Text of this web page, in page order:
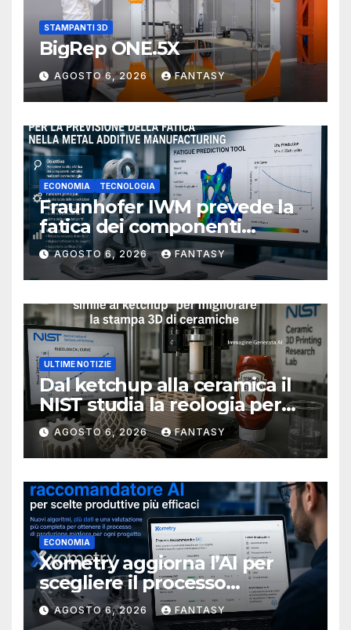
STAMPANTI 3D
BigRep ONE.5X
AGOSTO 6, 2026 FANTASY
ECONOMIA TECNOLOGIA
Fraunhofer IWM prevede la
fatica dei componenti
metallici stampati in 3D
AGOSTO 6, 2026 FANTASY
ULTIME NOTIZIE
Dal ketchup alla ceramica il
NIST studia la reologia per
rendere più affidabile la
stampa 3D
AGOSTO 6, 2026 FANTASY
ECONOMIA
Xometry aggiorna l’AI per
scegliere il processo
produttivo più adatto
AGOSTO 6, 2026 FANTASY